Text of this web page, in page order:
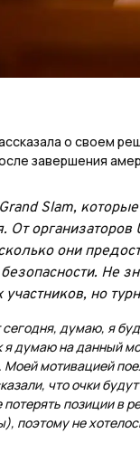
о своем
завершения
Grand Slam,
От организаторов
они
Не
но
сегодня, думаю, я
я думаю на данный
Моей мотивацией
что очки
потерять позиции в
поэтому не